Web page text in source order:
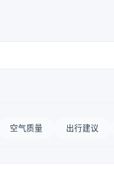
空气质量 出行建议